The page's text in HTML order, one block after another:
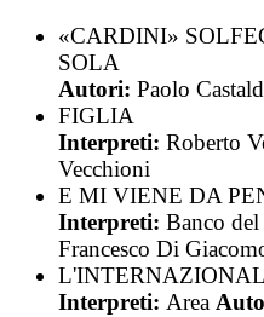
«CARDINI»
SOLA
Autori: Paolo
FIGLIA
Interpreti: Roberto
Vecchioni
E MI VIENE DA
Interpreti: Banco
Francesco Di
Interpreti: Area